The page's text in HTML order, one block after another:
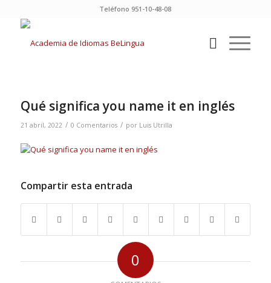
Teléfono 951-10-48-08
Qué significa you name it en inglés
21 abril, 2022 / 0 Comentarios / por Luis Utrilla
Compartir esta entrada
0